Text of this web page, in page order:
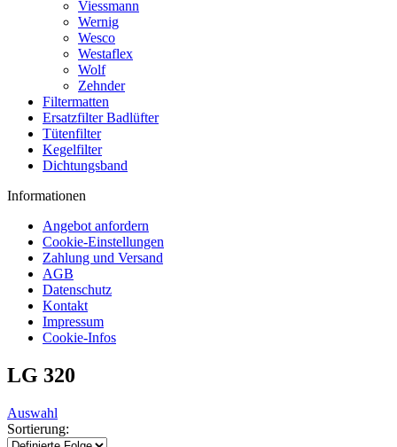
Viessmann
Wernig
Wesco
Westaflex
Wolf
Zehnder
Filtermatten
Ersatzfilter Badlüfter
Tütenfilter
Kegelfilter
Dichtungsband
Informationen
Angebot anfordern
Cookie-Einstellungen
Zahlung und Versand
AGB
Datenschutz
Kontakt
Impressum
Cookie-Infos
LG 320
Auswahl
Sortierung: